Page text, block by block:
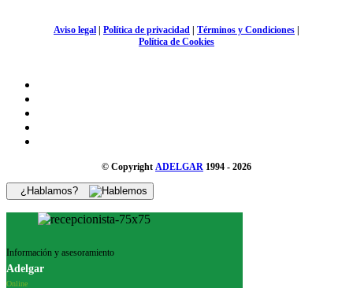
Aviso legal | Política de privacidad | Términos y Condiciones |
Política de Cookies
© Copyright ADELGAR 1994 - 2026
¿Hablamos?
Información y asesoramiento
Adelgar
Online